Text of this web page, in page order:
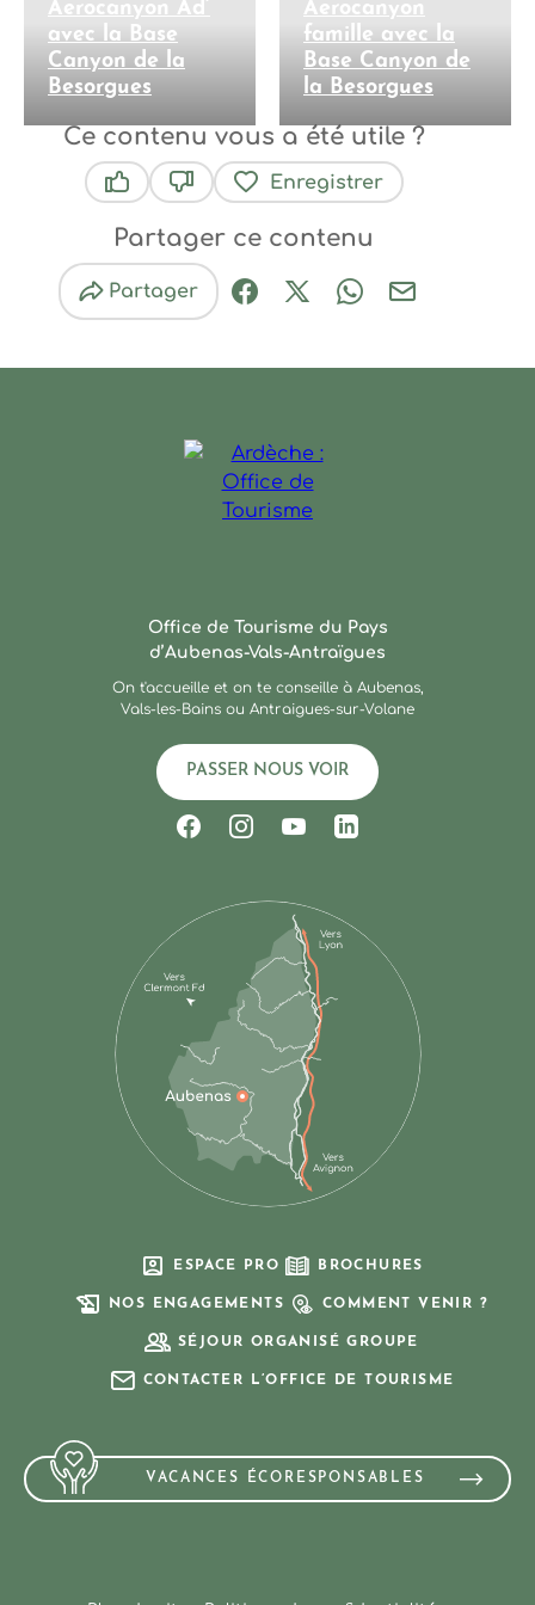
Aerocanyon Ad’
avec la Base
Canyon de la
Besorgues
Aerocanyon
famille avec la
Base Canyon de
la Besorgues
Ce contenu vous a été utile ?
Enregistrer
Partager ce contenu
Partager
Partager sur Facebook
Partager sur X / Twitter
Partager sur
Partager par
Office de Tourisme du Pays
d’Aubenas-Vals-Antraïgues
On t'accueille et on te conseille à Aubenas,
Vals-les-Bains ou Antraigues-sur-Volane
PASSER NOUS VOIR
Suivez-nous sur Facebook
Suivez-nous sur Instagram
Suivez-nous sur
Suivez-nous sur
ESPACE PRO BROCHURES
NOS ENGAGEMENTS COMMENT VENIR ?
SÉJOUR ORGANISÉ GROUPE
CONTACTER L’OFFICE DE TOURISME
VACANCES ÉCORESPONSABLES